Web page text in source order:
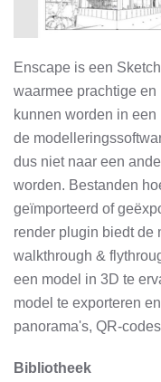
Enscape is een
waarmee prachtige
kunnen worden in
de
dus niet naar een
worden. Bestanden
geïmporteerd of
render plugin biedt de
walkthrough &
een model in 3D te
model te exporteren
panorama's, QR-
Bibliotheek